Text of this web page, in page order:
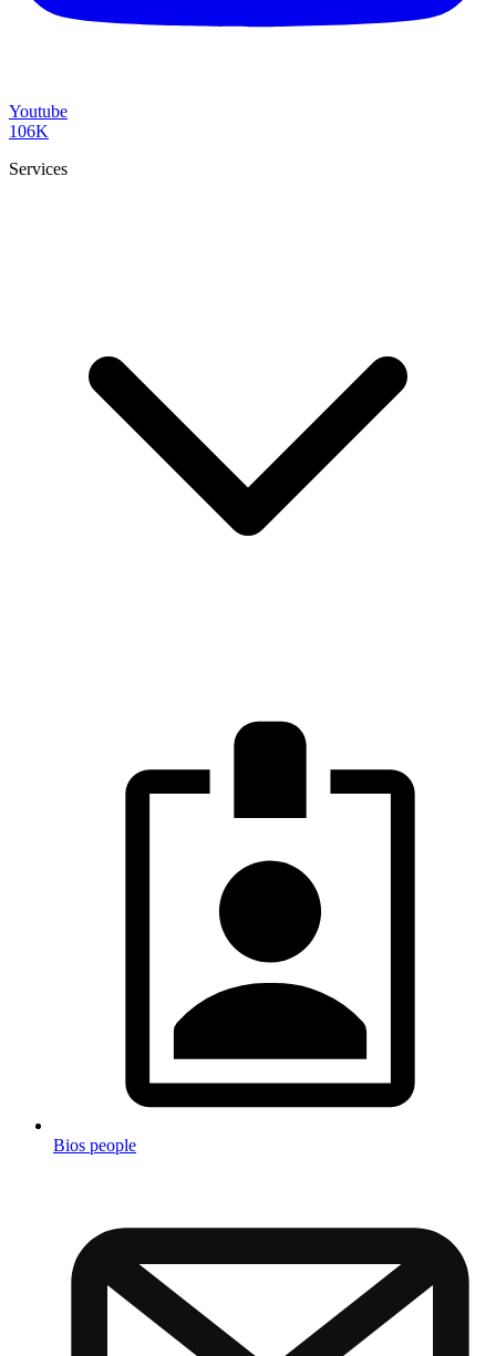
Youtube
106K
Services
Bios people